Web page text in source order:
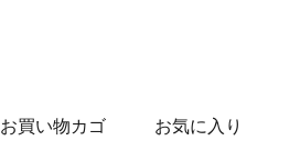
お買い物カゴ お気に入り